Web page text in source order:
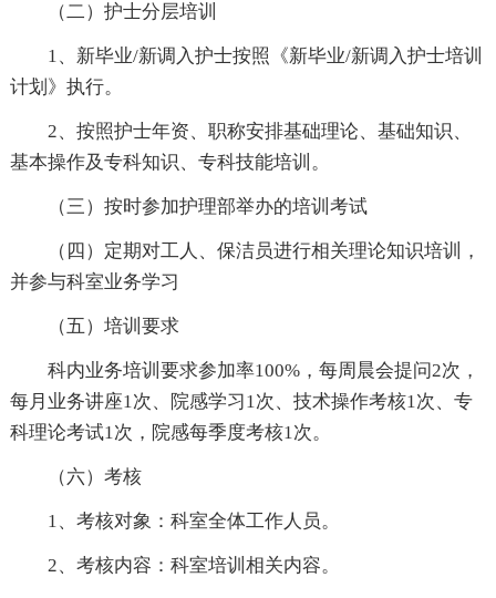
（二）护士分层培训
1、新毕业/新调入护士按照《新毕业/新调入护士培训
计划》执行。
2、按照护士年资、职称安排基础理论、基础知识、
基本操作及专科知识、专科技能培训。
（三）按时参加护理部举办的培训考试
（四）定期对工人、保洁员进行相关理论知识培训，
并参与科室业务学习
（五）培训要求
科内业务培训要求参加率100%，每周晨会提问2次，
每月业务讲座1次、院感学习1次、技术操作考核1次、专
科理论考试1次，院感每季度考核1次。
（六）考核
1、考核对象：科室全体工作人员。
2、考核内容：科室培训相关内容。